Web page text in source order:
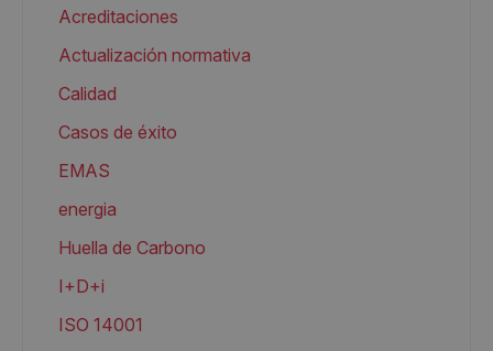
Acreditaciones
Actualización normativa
Calidad
Casos de éxito
EMAS
energia
Huella de Carbono
I+D+i
ISO 14001